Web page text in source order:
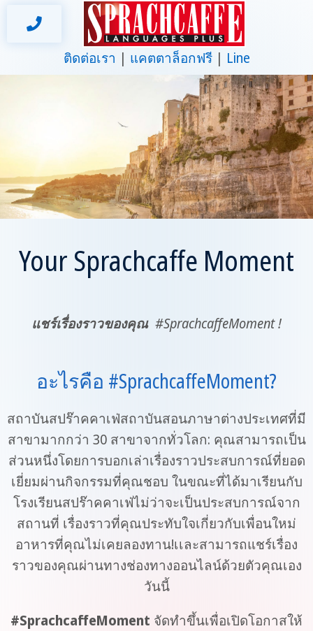
ติดต่อเรา แคตตาล็อกฟรี Line
Your Sprachcaffe Moment
แชร์เรื่องราวของคุณ #SprachcaffeMoment !
อะไรคือ #SprachcaffeMoment?
สถาบันสปร๊าคคาเฟ่สถาบันสอนภาษาต่างประเทศที่มี
สาขามากกว่า 30 สาขาจากทั่วโลก: คุณสามารถเป็น
ส่วนหนึ่งโดยการบอกเล่าเรื่องราวประสบการณ์ที่ยอด
เยี่ยมผ่านกิจกรรมที่คุณชอบ ในขณะที่ได้มาเรียนกับ
โรงเรียนสปร๊าคคาเฟ่ไม่ว่าจะเป็นประสบการณ์จาก
สถานที่ เรื่องราวที่คุณประทับใจเกี่ยวกับเพื่อนใหม่
อาหารที่คุณไม่เคยลองทาน!เเละสามารถแชร์เรื่อง
ราวของคุณผ่านทางช่องทางออนไลน์ด้วยตัวคุณเอง
วันนี้
#SprachcaffeMoment จัดทำขึ้นเพื่อเปิดโอกาสให้